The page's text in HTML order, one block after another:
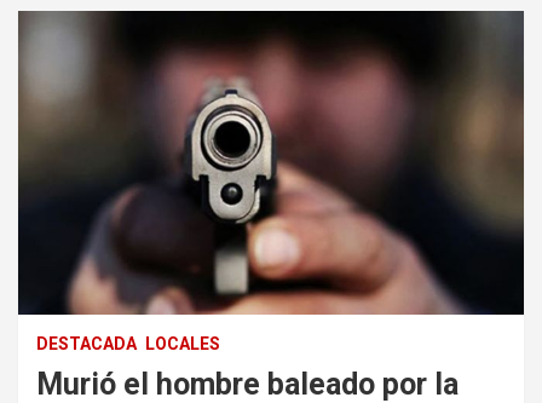
DESTACADA LOCALES
Murió el hombre baleado por la